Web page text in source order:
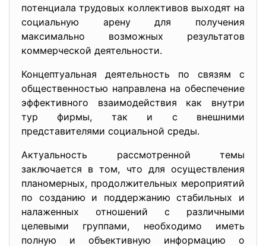
потенциала трудовых коллективов выходят на
социальную арену для получения
максимально возможных результатов
коммерческой деятельности.
Концептуальная деятельность по связям с
общественностью направлена на обеспечение
эффективного взаимодействия как внутри
тур фирмы, так и с внешними
представителями социальной среды.
Актуальность рассмотренной темы
заключается в том, что для осуществления
планомерных, продолжительных мероприятий
по созданию и поддержанию стабильных и
налаженных отношений с различными
целевыми группами, необходимо иметь
полную и объективную информацию о